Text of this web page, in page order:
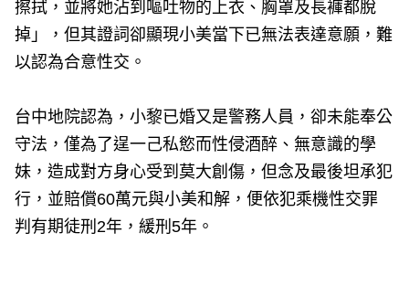
擦拭，並將她沾到嘔吐物的上衣、胸罩及長褲都脫
掉」，但其證詞卻顯現小美當下已無法表達意願，難
以認為合意性交。
台中地院認為，小黎已婚又是警務人員，卻未能奉公
守法，僅為了逞一己私慾而性侵酒醉、無意識的學
妹，造成對方身心受到莫大創傷，但念及最後坦承犯
行，並賠償60萬元與小美和解，便依犯乘機性交罪
判有期徒刑2年，緩刑5年。